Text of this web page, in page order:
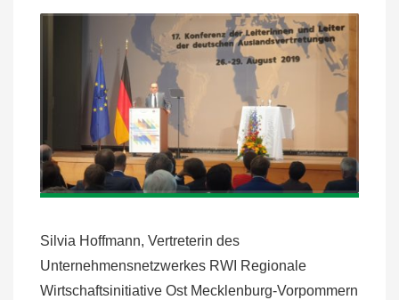
Silvia Hoffmann, Vertreterin des
Unternehmensnetzwerkes RWI Regionale
Wirtschaftsinitiative Ost Mecklenburg-Vorpommern